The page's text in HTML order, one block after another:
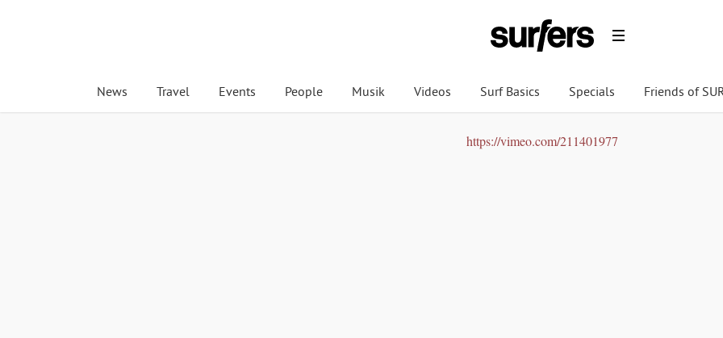
News Travel Events People Musik Videos Surf Basics Specials Friends of
https://vimeo.com/211401977